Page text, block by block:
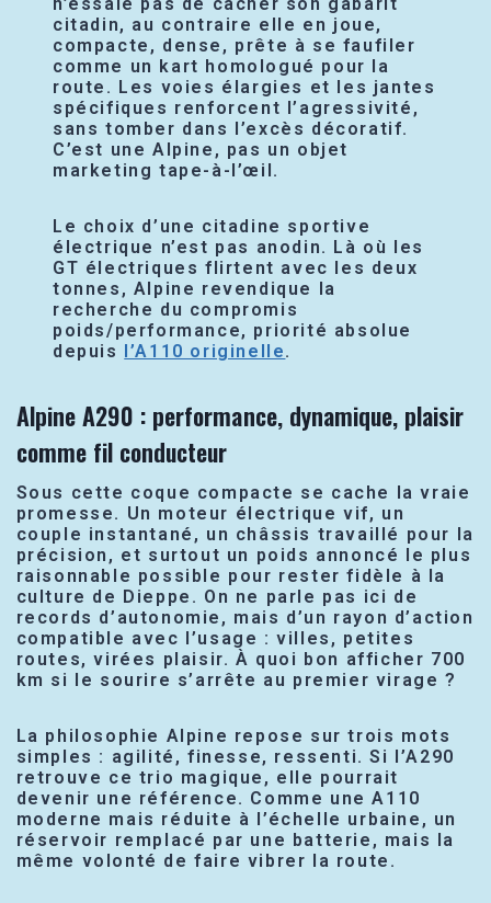
citadin, au contraire elle en joue,
compacte, dense, prête à se faufiler
comme un kart homologué pour la
route. Les voies élargies et les jantes
spécifiques renforcent l’agressivité,
sans tomber dans l’excès décoratif.
C’est une Alpine, pas un objet
marketing tape-à-l’œil.
Le choix d’une citadine sportive
électrique n’est pas anodin. Là où les
GT électriques flirtent avec les deux
tonnes, Alpine revendique la
recherche du compromis
poids/performance, priorité absolue
depuis l’A110 originelle.
Alpine A290 : performance, dynamique, plaisir
comme fil conducteur
Sous cette coque compacte se cache la vraie
promesse. Un moteur électrique vif, un
couple instantané, un châssis travaillé pour la
précision, et surtout un poids annoncé le plus
raisonnable possible pour rester fidèle à la
culture de Dieppe. On ne parle pas ici de
records d’autonomie, mais d’un rayon d’action
compatible avec l’usage : villes, petites
routes, virées plaisir. À quoi bon afficher 700
km si le sourire s’arrête au premier virage ?
La philosophie Alpine repose sur trois mots
simples : agilité, finesse, ressenti. Si l’A290
retrouve ce trio magique, elle pourrait
devenir une référence. Comme une A110
moderne mais réduite à l’échelle urbaine, un
réservoir remplacé par une batterie, mais la
même volonté de faire vibrer la route.